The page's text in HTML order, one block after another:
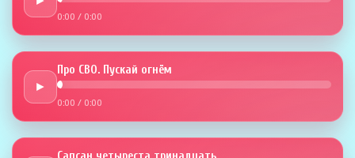
0:00 / 0:00
►
Про СВО. Пускай огнём
0:00 / 0:00